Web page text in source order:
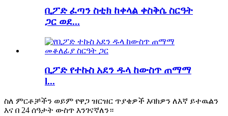
ቢፖድ ፈጣን ስቲክ ከቀላል ቀስቅሴ ስርዓት
ጋር ወደ...
ቢፖድ የተኩስ አደን ዱላ ከውስጥ ጠማማ
l...
ስለ ምርቶቻችን ወይም የዋጋ ዝርዝር ጥያቄዎች እባክዎን ለእኛ ይተዉልን
እና በ 24 ሰዓታት ውስጥ እንገናኛለን።